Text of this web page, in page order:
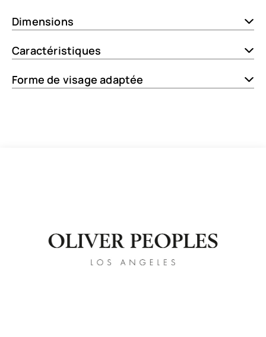
Dimensions
Caractéristiques
Forme de visage adaptée